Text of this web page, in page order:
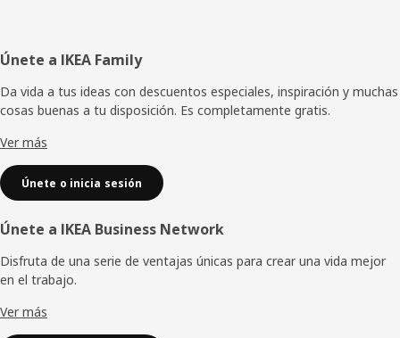
Pie
de
página
Únete a IKEA Family
Da vida a tus ideas con descuentos especiales, inspiración y muchas
cosas buenas a tu disposición. Es completamente gratis.
Ver más
Únete o inicia sesión
Únete a IKEA Business Network
Disfruta de una serie de ventajas únicas para crear una vida mejor
en el trabajo.
Ver más